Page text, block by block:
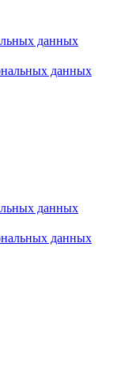
данных
данных
данных
данных